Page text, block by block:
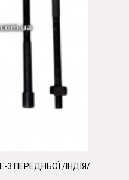
3 ПЕРЕДНЬОЇ /ІНДІЯ/